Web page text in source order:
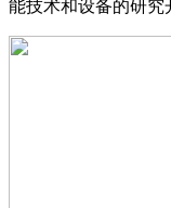
能技术和设备的研究